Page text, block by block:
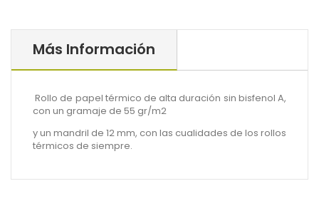
Más Información
Rollo de papel térmico de alta duración sin bisfenol A,
con un gramaje de 55 gr/m2
y un mandril de 12 mm, con las cualidades de los rollos
térmicos de siempre.